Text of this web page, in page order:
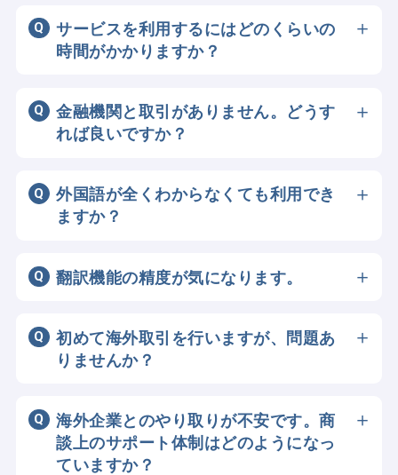
融機関のお客様である日本の企業および東
南アジアの企業が対象です。
サービスを利用するにはどのくらいの
時間がかかりますか？
査後すぐに開始できます。
※審査の結果、ご希望に添えないこともご
金融機関と取引がありません。どうす
れば良いですか？
るために、各国の法令に従い本人確認等を
行った金融機関のお客様の紹介に限定して
います。そのため、該当する金融機関での
外国語が全くわからなくても利用でき
ますか？
だけでスムーズに商談が可能です。また、
案件情報も、原文と翻訳文を1クリックで
翻訳機能の精度が気になります。
を使用しています。
初めて海外取引を行いますが、問題あ
りませんか？
サポートします。
ご不明な点があれば、BIG ADVANCE
GLOBAL事務局までお問い合わせくださ
海外企業とのやり取りが不安です。商
談上のサポート体制はどのようになっ
ていますか？